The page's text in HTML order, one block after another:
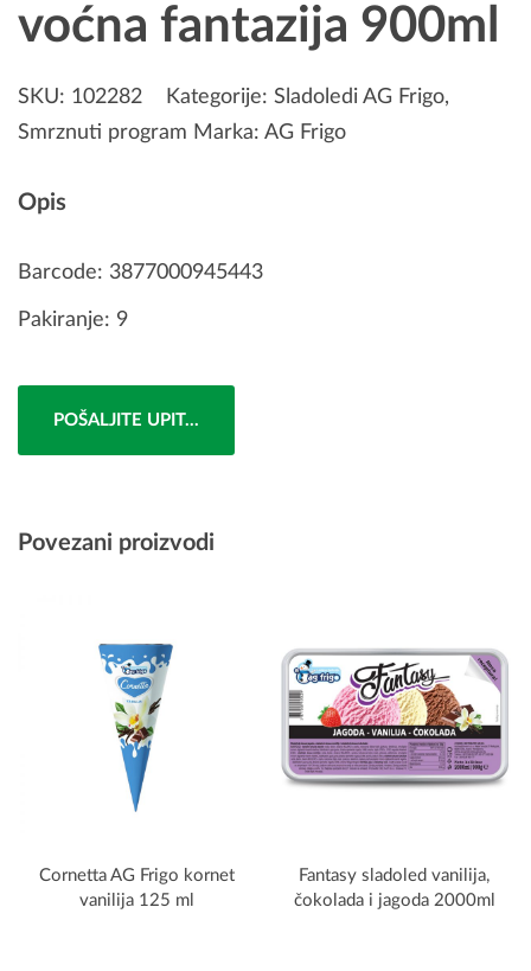
voćna fantazija 900ml
SKU: 102282 Kategorije: Sladoledi AG Frigo,
Smrznuti program Marka: AG Frigo
Opis
Barcode: 3877000945443
Pakiranje: 9
POŠALJITE UPIT...
Povezani proizvodi
Cornetta AG Frigo kornet
vanilija 125 ml
Fantasy sladoled vanilija,
čokolada i jagoda 2000ml